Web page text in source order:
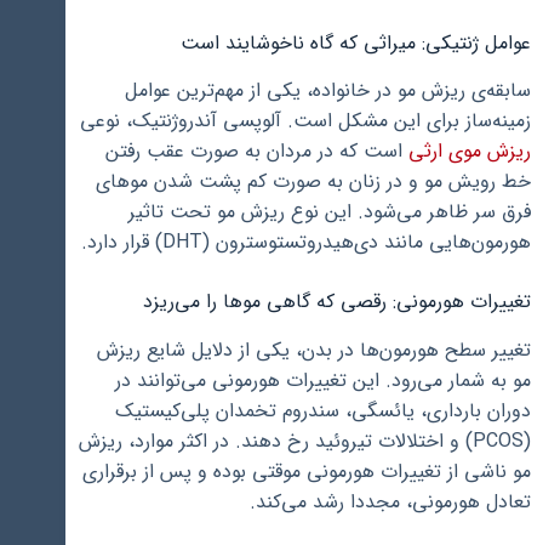
عوامل ژنتیکی: میراثی که گاه ناخوشایند است
سابقه‌ی ریزش مو در خانواده، یکی از مهم‌ترین عوامل
زمینه‌ساز برای این مشکل است. آلوپسی آندروژنتیک، نوعی
ریزش موی ارثی است که در مردان به صورت عقب رفتن
خط رویش مو و در زنان به صورت کم پشت شدن موهای
فرق سر ظاهر می‌شود. این نوع ریزش مو تحت تاثیر
هورمون‌هایی مانند دی‌هیدروتستوسترون (DHT) قرار دارد.
تغییرات هورمونی: رقصی که گاهی موها را می‌ریزد
تغییر سطح هورمون‌ها در بدن، یکی از دلایل شایع ریزش
مو به شمار می‌رود. این تغییرات هورمونی می‌توانند در
دوران بارداری، یائسگی، سندروم تخمدان پلی‌کیستیک
(PCOS) و اختلالات تیروئید رخ دهند. در اکثر موارد، ریزش
مو ناشی از تغییرات هورمونی موقتی بوده و پس از برقراری
تعادل هورمونی، مجددا رشد می‌کند.